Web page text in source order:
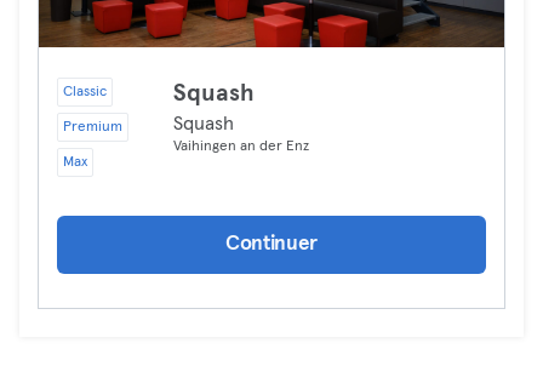
Classic
Premium
Max
Squash
Squash
Vaihingen an der Enz
Continuer